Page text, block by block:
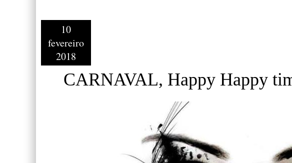
10
fevereiro
2018
CARNAVAL, Happy Happy